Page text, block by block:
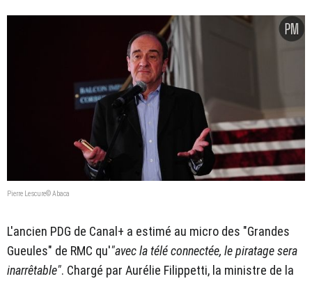
Pierre Lescure© Abaca
L'ancien PDG de Canal+ a estimé au micro des "Grandes
Gueules" de RMC qu'"avec la télé connectée, le piratage sera
inarrêtable". Chargé par Aurélie Filippetti, la ministre de la